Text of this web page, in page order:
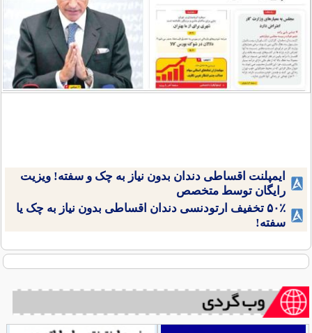
ایمپلنت اقساطی دندان بدون نیاز به چک و سفته! ویزیت
رایگان توسط متخصص
۵۰٪ تخفیف ارتودنسی دندان اقساطی بدون نیاز به چک یا
سفته!